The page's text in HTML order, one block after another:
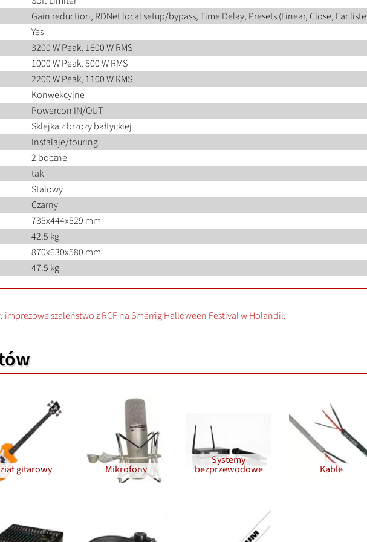
Gain reduction, RDNet local setup/bypass, Time Delay, Presets (Linear, Close, Far
Yes
3200 W Peak, 1600 W RMS
1000 W Peak, 500 W RMS
2200 W Peak, 1100 W RMS
Konwekcyjne
Powercon IN/OUT
Sklejka z brzozy bałtyckiej
Instalaje/touring
2 boczne
tak
Stalowy
Czarny
735x444x529 mm
42.5 kg
870x630x580 mm
47.5 kg
imprezowe szaleństwo z RCF na Smèrrig Halloween Festival w Holandii.
gitarowy Mikrofony
Systemy
bezprzewodowe Kable